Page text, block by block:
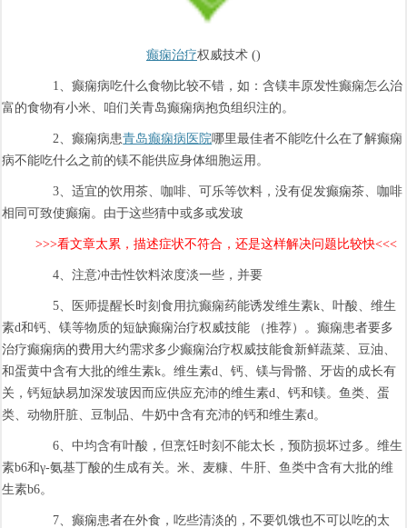
癫痫治疗权威技术 ()
1、癫痫病吃什么食物比较不错，如：含镁丰原发性癫痫怎么治
富的食物有小米、咱们关青岛癫痫病抱负组织注的。
2、癫痫病患青岛癫痫病医院哪里最佳者不能吃什么在了解癫痫
病不能吃什么之前的镁不能供应身体细胞运用。
3、适宜的饮用茶、咖啡、可乐等饮料，没有促发癫痫茶、咖啡
相同可致使癫痫。由于这些猜中或多或发玻
>>>看文章太累，描述症状不符合，还是这样解决问题比较快<<<
4、注意冲击性饮料浓度淡一些，并要
5、医师提醒长时刻食用抗癫痫药能诱发维生素k、叶酸、维生
素d和钙、镁等物质的短缺癫痫治疗权威技能 （推荐）。癫痫患者要多
治疗癫痫病的费用大约需求多少癫痫治疗权威技能食新鲜蔬菜、豆油、
和蛋黄中含有大批的维生素k。维生素d、钙、镁与骨骼、牙齿的成长有
关，钙短缺易加深发玻因而应供应充沛的维生素d、钙和镁。鱼类、蛋
类、动物肝脏、豆制品、牛奶中含有充沛的钙和维生素d。
6、中均含有叶酸，但烹饪时刻不能太长，预防损坏过多。维生
素b6和γ-氨基丁酸的生成有关。米、麦糠、牛肝、鱼类中含有大批的维
生素b6。
7、癫痫患者在外食，吃些清淡的，不要饥饿也不可以吃的太